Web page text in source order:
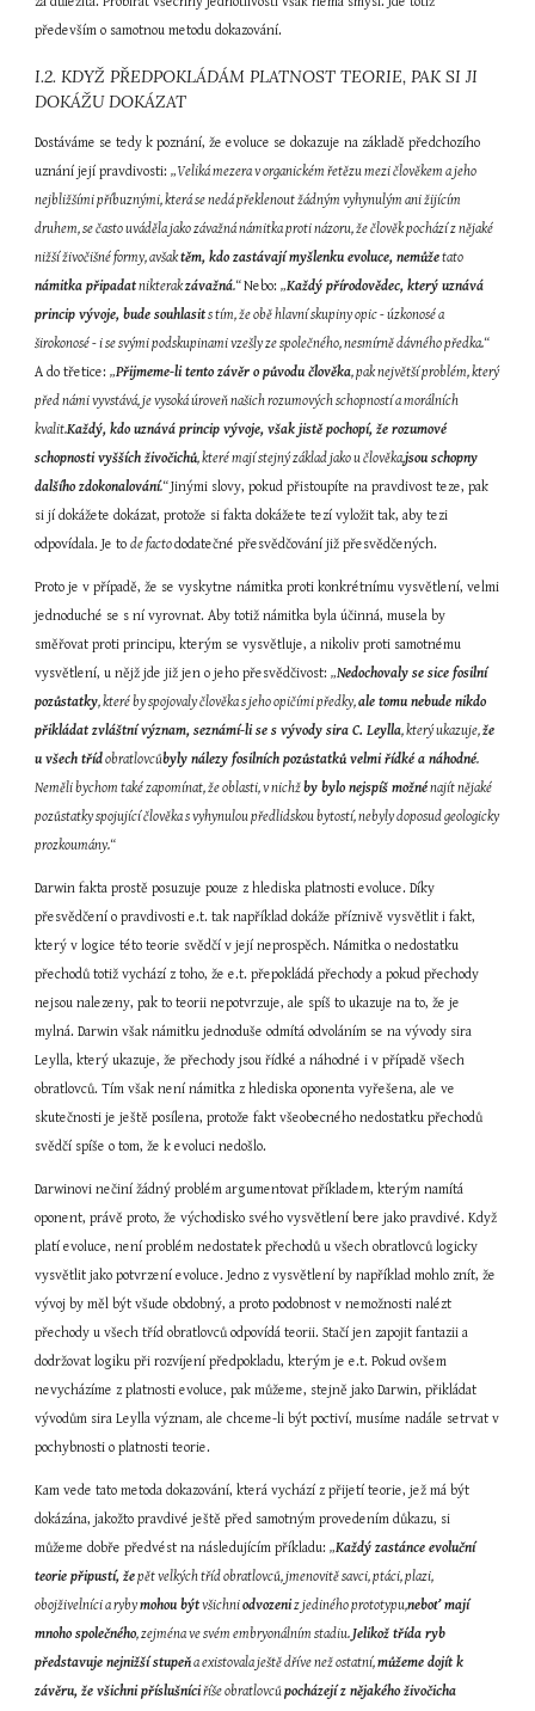
především o samotnou metodu dokazování.
I.2. KDYŽ PŘEDPOKLÁDÁM PLATNOST TEORIE, PAK SI JI
DOKÁŽU DOKÁZAT
Dostáváme se tedy k poznání, že evoluce se dokazuje na základě předchozího
uznání její pravdivosti: „Veliká mezera v organickém řetězu mezi člověkem a jeho
nejbližšími příbuznými, která se nedá překlenout žádným vyhynulým ani žijícím
druhem, se často uváděla jako závažná námitka proti názoru, že člověk pochází z nějaké
nižší živočišné formy, avšak těm, kdo zastávají myšlenku evoluce, nemůže
námitka připadat nikterak závažná.“ Nebo: „Každý přírodovědec, který uznává
princip vývoje, bude souhlasit s tím, že obě hlavní skupiny opic - úzkonosé a
A do třetice: „Přijmeme-li tento závěr o původu člověka, pak největší problém, který
před námi vyvstává, je vysoká úroveň našich rozumových schopností a morálních
kvalit.Každý, kdo uznává princip vývoje, však jistě pochopí, že rozumové
schopnosti vyšších živočichů, které mají stejný základ jako u člověka,jsou schopny
dalšího zdokonalování.“ Jinými slovy, pokud přistoupíte na pravdivost teze, pak
si jí dokážete dokázat, protože si fakta dokážete tezí vyložit tak, aby tezi
odpovídala. Je to de facto dodatečné přesvědčování již přesvědčených.
Proto je v případě, že se vyskytne námitka proti konkrétnímu vysvětlení, velmi
jednoduché se s ní vyrovnat. Aby totiž námitka byla účinná, musela by
směřovat proti principu, kterým se vysvětluje, a nikoliv proti samotnému
vysvětlení, u nějž jde již jen o jeho přesvědčivost: „Nedochovaly se sice fosilní
pozůstatky, které by spojovaly člověka s jeho opičími předky, ale tomu nebude nikdo
přikládat zvláštní význam, seznámí-li se s vývody sira C. Leylla, který ukazuje, že
u všech tříd obratlovcůbyly nálezy fosilních pozůstatků velmi řídké a náhodné.
Neměli bychom také zapomínat, že oblasti, v nichž by bylo nejspíš možné najít nějaké
pozůstatky spojující člověka s vyhynulou předlidskou bytostí, nebyly doposud geologicky
prozkoumány.“
Darwin fakta prostě posuzuje pouze z hlediska platnosti evoluce. Díky
přesvědčení o pravdivosti e.t. tak například dokáže příznivě vysvětlit i fakt,
který v logice této teorie svědčí v její neprospěch. Námitka o nedostatku
přechodů totiž vychází z toho, že e.t. přepokládá přechody a pokud přechody
nejsou nalezeny, pak to teorii nepotvrzuje, ale spíš to ukazuje na to, že je
mylná. Darwin však námitku jednoduše odmítá odvoláním se na vývody sira
Leylla, který ukazuje, že přechody jsou řídké a náhodné i v případě všech
obratlovců. Tím však není námitka z hlediska oponenta vyřešena, ale ve
skutečnosti je ještě posílena, protože fakt všeobecného nedostatku přechodů
svědčí spíše o tom, že k evoluci nedošlo.
Darwinovi nečiní žádný problém argumentovat příkladem, kterým namítá
oponent, právě proto, že východisko svého vysvětlení bere jako pravdivé. Když
platí evoluce, není problém nedostatek přechodů u všech obratlovců logicky
vysvětlit jako potvrzení evoluce. Jedno z vysvětlení by například mohlo znít, že
vývoj by měl být všude obdobný, a proto podobnost v nemožnosti nalézt
přechody u všech tříd obratlovců odpovídá teorii. Stačí jen zapojit fantazii a
dodržovat logiku při rozvíjení předpokladu, kterým je e.t. Pokud ovšem
nevycházíme z platnosti evoluce, pak můžeme, stejně jako Darwin, přikládat
vývodům sira Leylla význam, ale chceme-li být poctiví, musíme nadále setrvat v
pochybnosti o platnosti teorie.
Kam vede tato metoda dokazování, která vychází z přijetí teorie, jež má být
dokázána, jakožto pravdivé ještě před samotným provedením důkazu, si
můžeme dobře předvést na následujícím příkladu: „Každý zastánce evoluční
teorie připustí, že pět velkých tříd obratlovců, jmenovitě savci, ptáci, plazi,
obojživelníci a ryby mohou být všichni odvozeni z jediného prototypu,neboť mají
mnoho společného, zejména ve svém embryonálním stadiu. Jelikož třída ryb
představuje nejnižší stupeň a existovala ještě dříve než ostatní, můžeme dojít k
závěru, že všichni příslušníci říše obratlovců pocházejí z nějakého živočicha